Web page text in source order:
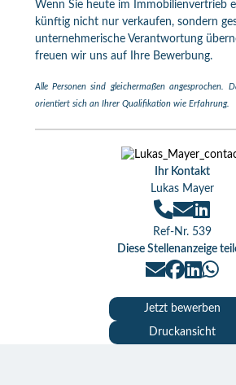
Wenn Sie heute im Immobilienvertrieb
künftig nicht nur verkaufen, sondern
unternehmerische Verantwortung
freuen wir uns auf Ihre Bewerbung.
Alle Personen sind gleichermaßen angesprochen.
orientiert sich an Ihrer Qualifikation wie Erfahrung.
Ihr Kontakt
Lukas Mayer
Ref-Nr. 539
Diese Stellenanzeige
Jetzt bewerben
Druckansicht